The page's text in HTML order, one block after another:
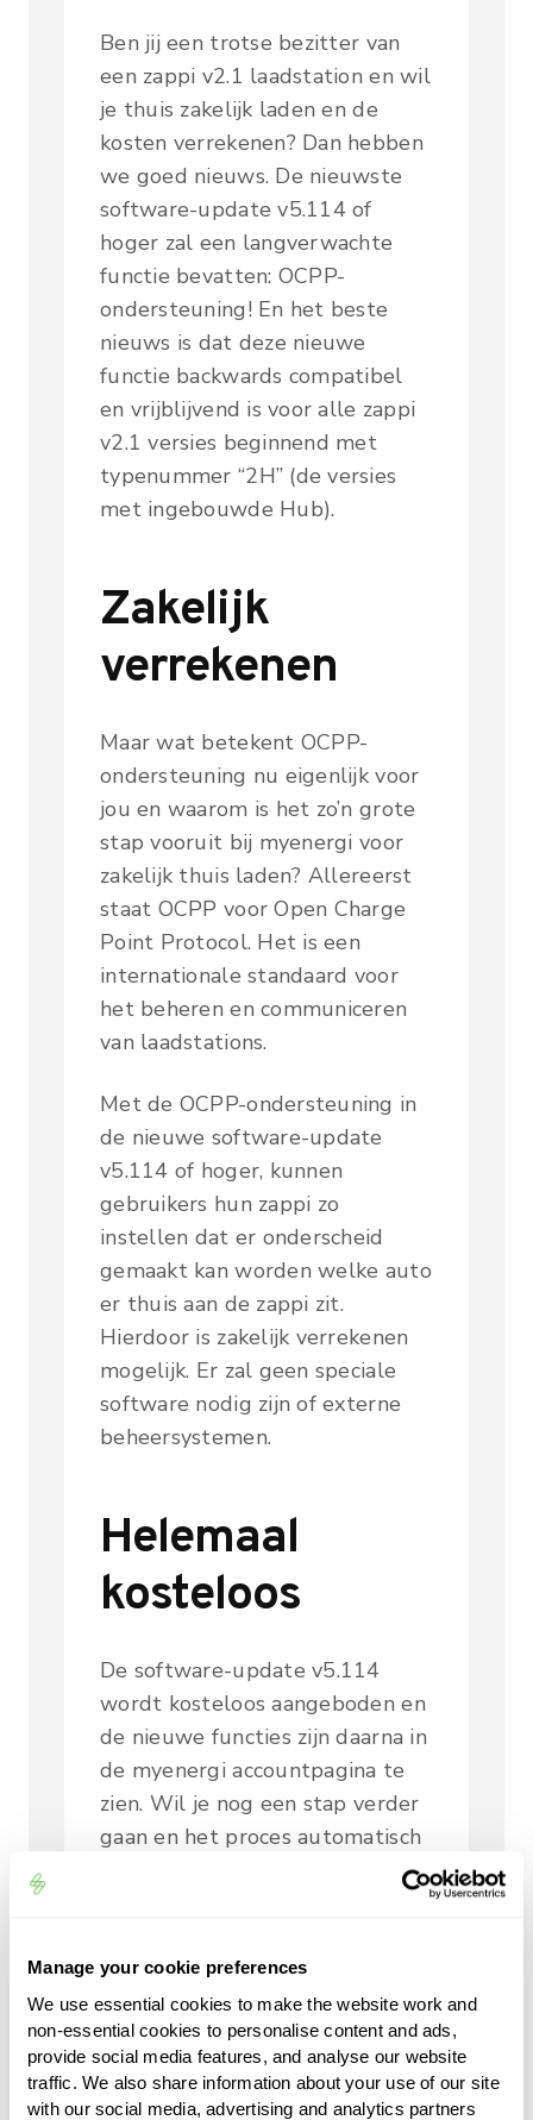
Manage your cookie preferences
We use essential cookies to make the website work and
non-essential cookies to personalise content and ads,
provide social media features, and analyse our website
traffic. We also share information about your use of our site
with our social media, advertising and analytics partners
Ben jij een trotse bezitter van
een zappi v2.1 laadstation en wil
je thuis zakelijk laden en de
kosten verrekenen? Dan hebben
we goed nieuws. De nieuwste
software-update v5.114 of
hoger zal een langverwachte
functie bevatten: OCPP-
ondersteuning! En het beste
nieuws is dat deze nieuwe
functie backwards compatibel
en vrijblijvend is voor alle zappi
v2.1 versies beginnend met
typenummer “2H” (de versies
met ingebouwde Hub).
Zakelijk
verrekenen
Maar wat betekent OCPP-
ondersteuning nu eigenlijk voor
jou en waarom is het zo’n grote
stap vooruit bij myenergi voor
zakelijk thuis laden? Allereerst
staat OCPP voor Open Charge
Point Protocol. Het is een
internationale standaard voor
het beheren en communiceren
van laadstations.
Met de OCPP-ondersteuning in
de nieuwe software-update
v5.114 of hoger, kunnen
gebruikers hun zappi zo
instellen dat er onderscheid
gemaakt kan worden welke auto
er thuis aan de zappi zit.
Hierdoor is zakelijk verrekenen
mogelijk. Er zal geen speciale
software nodig zijn of externe
beheersystemen.
Helemaal
kosteloos
De software-update v5.114
wordt kosteloos aangeboden en
de nieuwe functies zijn daarna in
de myenergi accountpagina te
zien. Wil je nog een stap verder
gaan en het proces automatisch
laten verlopen? Dan kan je ook
automatiseert en de facturatie
tussen jou en jouw werkgever
verzorgt.